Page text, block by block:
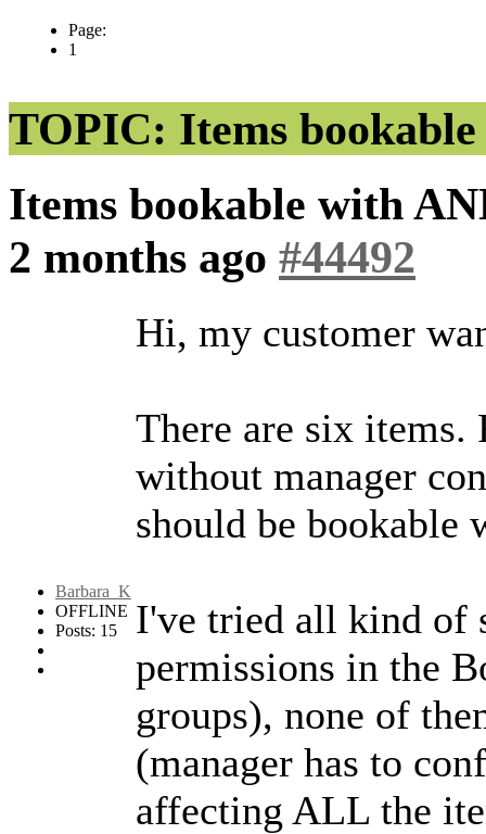
Page:
1
TOPIC: Items
Items bookable with
2 months ago #44492
Barbara_K
OFFLINE
Posts: 15
Hi, my customer
There are six items.
without manager
should be bookable
I've tried all kind of
permissions in the
groups), none of
(manager has to
affecting ALL the